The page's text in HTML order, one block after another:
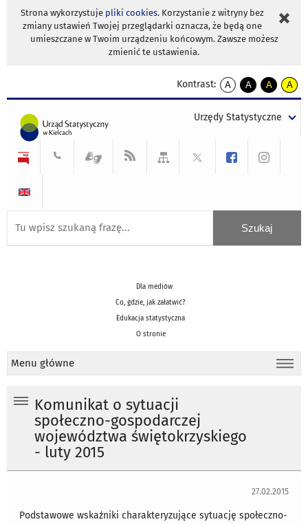
Strona wykorzystuje pliki cookies. Korzystanie z witryny bez
zmiany ustawień Twojej przeglądarki oznacza, że będą one
umieszczane w Twoim urządzeniu końcowym. Zawsze możesz
zmienić te ustawienia.
Kontrast:
A
kontrast
A
kontrast
tekst
czarnym
A
kontrast
tekst
czarnym
A
tekst
żółtym
Urzędy Statystyczne
Dla mediów
Co, gdzie, jak załatwić?
Edukacja statystyczna
O stronie
Menu główne
Komunikat o sytuacji
społeczno-gospodarczej
województwa świętokrzyskiego
- luty 2015
27.02.2015
Podstawowe wskaźniki charakteryzujące sytuację społeczno-